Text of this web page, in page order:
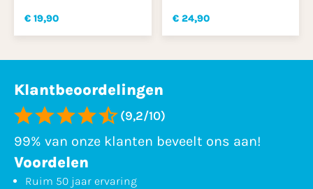
€ 19,90 € 24,90
Klantbeoordelingen
(9,2/10)
99% van onze klanten beveelt ons aan!
Voordelen
Ruim 50 jaar ervaring